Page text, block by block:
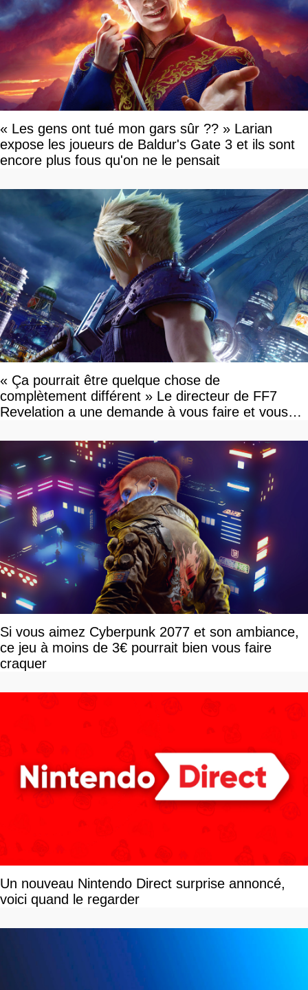
« Les gens ont tué mon gars sûr ?? » Larian
expose les joueurs de Baldur's Gate 3 et ils sont
encore plus fous qu'on ne le pensait
« Ça pourrait être quelque chose de
complètement différent » Le directeur de FF7
Revelation a une demande à vous faire et vous
Si vous aimez Cyberpunk 2077 et son ambiance,
ce jeu à moins de 3€ pourrait bien vous faire
craquer
Un nouveau Nintendo Direct surprise annoncé,
voici quand le regarder